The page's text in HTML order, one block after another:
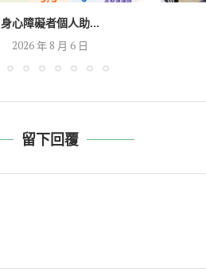
身心障礙者個人助...
2026 年 8 月 6 日
留下回覆